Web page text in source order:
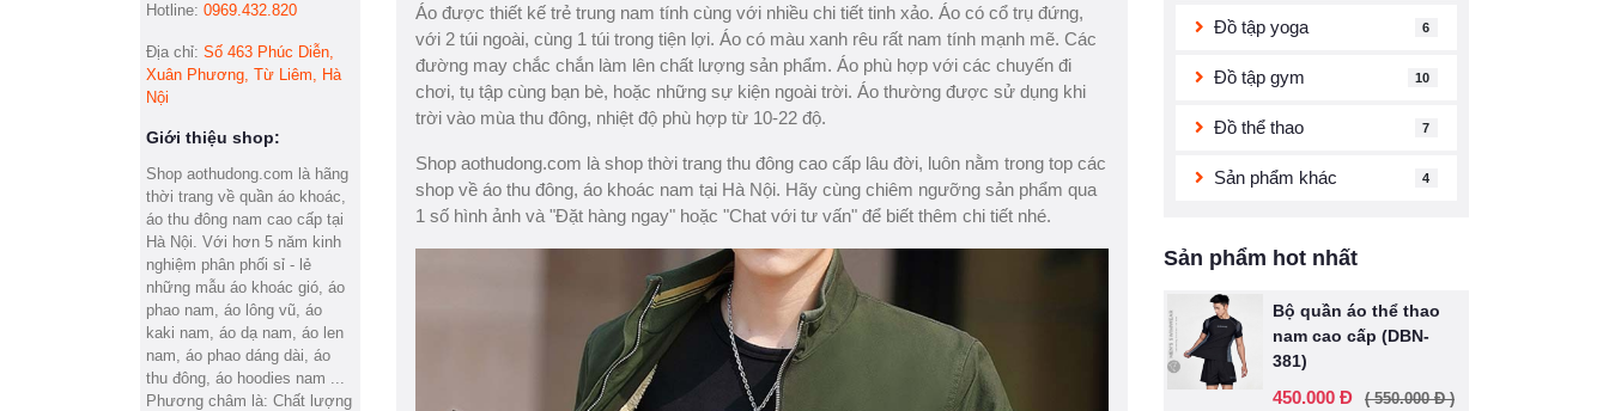
Hotline: 0969.432.820
Địa chỉ: Số 463 Phúc Diễn,
Xuân Phương, Từ Liêm, Hà
Nội
Giới thiệu shop:
Shop aothudong.com là hãng
thời trang về quần áo khoác,
áo thu đông nam cao cấp tại
Hà Nội. Với hơn 5 năm kinh
nghiệm phân phối sỉ - lẻ
những mẫu áo khoác gió, áo
phao nam, áo lông vũ, áo
kaki nam, áo dạ nam, áo len
nam, áo phao dáng dài, áo
thu đông, áo hoodies nam ...
Phương châm là: Chất lượng
Áo được thiết kế trẻ trung nam tính cùng với nhiều chi tiết tinh xảo. Áo có cổ trụ đứng,
với 2 túi ngoài, cùng 1 túi trong tiện lợi. Áo có màu xanh rêu rất nam tính mạnh mẽ. Các
đường may chắc chắn làm lên chất lượng sản phẩm. Áo phù hợp với các chuyến đi
chơi, tụ tập cùng bạn bè, hoặc những sự kiện ngoài trời. Áo thường được sử dụng khi
trời vào mùa thu đông, nhiệt độ phù hợp từ 10-22 độ.
Shop aothudong.com là shop thời trang thu đông cao cấp lâu đời, luôn nằm trong top các
shop về áo thu đông, áo khoác nam tại Hà Nội. Hãy cùng chiêm ngưỡng sản phẩm qua
1 số hình ảnh và "Đặt hàng ngay" hoặc "Chat với tư vấn" để biết thêm chi tiết nhé.
Đồ tập yoga 6
Đồ tập gym 10
Đồ thể thao 7
Sản phẩm khác 4
Sản phẩm hot nhất
Bộ quần áo thể thao
nam cao cấp (DBN-
381)
450.000 Đ ( 550.000 Đ )